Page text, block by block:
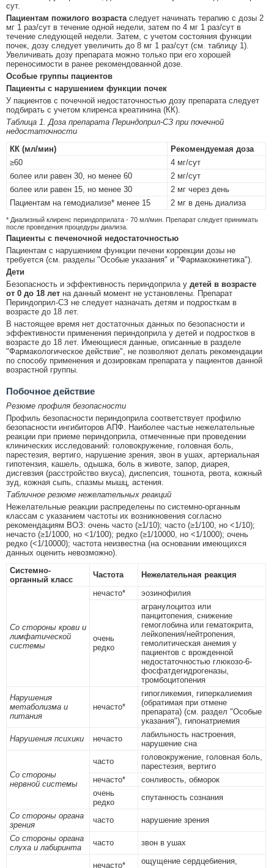
сут.
Пациентам пожилого возрастаследует начинать терапию с дозы 2
мг 1 раз/сут в течение одной недели, затем по 4 мг 1 раз/сут в
течение следующей недели. Затем, с учетом состояния функции
почек, дозу следует увеличить до 8 мг 1 раз/сут (см. таблицу 1).
Увеличивать дозу препарата можно только при его хорошей
переносимости в ранее рекомендованной дозе.
Особые группы пациентов
Пациенты с нарушением функции почек
У пациентов с почечной недостаточностью дозу препарата следует
подбирать с учетом клиренса креатинина (КК).
Таблица 1. Доза препарата Периндоприл-СЗ при почечной
недостаточности
КК (мл/мин)
Рекомендуемая доза
≥60
4 мг/сут
более или равен 30, но менее 60
2 мг/сут
более или равен 15, но менее 30
2 мг через день
Пациентам на гемодиализе* менее 15
2 мг в день диализа
* Диализный клиренс периндоприлата - 70 мл/мин. Препарат следует принимать
после проведения процедуры диализа.
Пациенты с печеночной недостаточностью
Пациентам с нарушением функции печени коррекции дозы не
требуется (см. разделы "Особые указания" и "Фармакокинетика").
Дети
Безопасность и эффективность периндоприла у детей в возрасте
от 0 до 18 лет на данный момент не установлены. Препарат
Периндоприл-СЗ не следует назначать детям и подросткам в
возрасте до 18 лет.
В настоящее время нет достаточных данных по безопасности и
эффективности применения периндоприла у детей и подростков в
возрасте до 18 лет. Имеющиеся данные, описанные в разделе
"Фармакологическое действие", не позволяют делать рекомендации
по способу применения и дозировкам препарата у пациентов данной
возрастной группы.
Побочное действие
Резюме профиля безопасности
Профиль безопасности периндоприла соответствует профилю
безопасности ингибиторов АПФ. Наиболее частые нежелательные
реакции при приеме периндоприла, отмеченные при проведении
клинических исследований: головокружение, головная боль,
парестезия, вертиго, нарушение зрения, звон в ушах, артериальная
гипотензия, кашель, одышка, боль в животе, запор, диарея,
дисгевзия (расстройство вкуса), диспепсия, тошнота, рвота, кожный
зуд, кожная сыпь, спазмы мышц, астения.
Табличное резюме нежелательных реакций
Нежелательные реакции распределены по системно-органным
классам с указанием частоты их возникновения согласно
рекомендациям ВОЗ: очень часто (≥1/10); часто (≥1/100, но <1/10);
нечасто (≥1/1000, но <1/100); редко (≥1/10000, но <1/1000); очень
редко (<1/10000); частота неизвестна (на основании имеющихся
данных оценить невозможно).
Системно-
органный класс
Частота Нежелательная реакция
Со стороны крови и
лимфатической
системы
нечасто* эозинофилия
очень
редко
агранулоцитоз или
панцитопения, снижение
гемоглобина или гематокрита,
лейкопения/нейтропения,
гемолитическая анемия у
пациентов с врожденной
недостаточностью глюкозо-6-
фосфатдегидрогеназы,
тромбоцитопения
Нарушения
метаболизма и
питания
нечасто*
гипогликемия, гиперкалиемия
(обратимая при отмене
препарата) (см. раздел "Особые
указания"), гипонатриемия
Нарушения психики
нечасто
лабильность настроения,
нарушение сна
Со стороны
нервной системы
часто
головокружение, головная боль,
парестезия, вертиго
нечасто*
сонливость, обморок
очень
редко
спутанность сознания
Со стороны органа
зрения
часто
нарушение зрения
Со стороны органа
слуха и лабиринта
часто звон в ушах
нечасто*
ощущение сердцебиения,